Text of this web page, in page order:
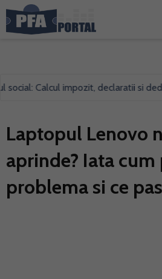
Calcul impozit, declaratii si
Laptopul Lenovo
aprinde? Iata
problema si ce